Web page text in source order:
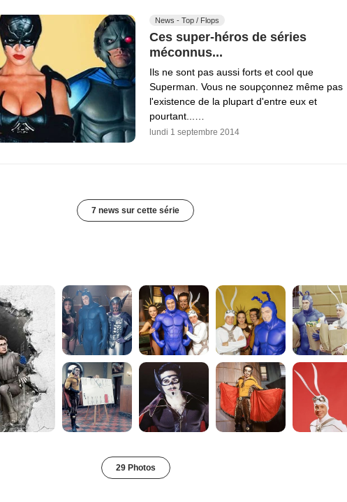
News - Top / Flops
Ces super-héros de séries
méconnus...
Ils ne sont pas aussi forts et cool que
Superman. Vous ne soupçonnez même pas
l'existence de la plupart d'entre eux et
pourtant...…
lundi 1 septembre 2014
7 news sur cette série
29 Photos